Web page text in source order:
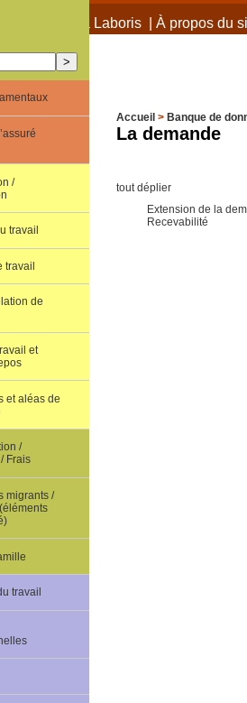
de Terra Laboris| À propos du
Accueil > Banque de
La demande
tout déplier
Extension de la
Recevabilité
/
travail
travail
de
et
et aléas de
/
Frais
migrants /
travail